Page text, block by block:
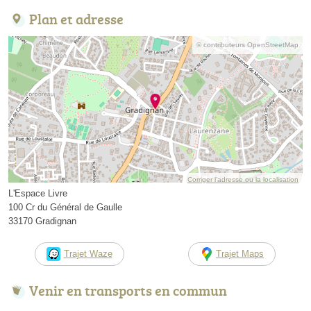
Plan et adresse
© contributeurs OpenStreetMap
Corriger l’adresse ou la localisation
L'Espace Livre
100 Cr du Général de Gaulle
33170 Gradignan
Trajet Waze Trajet Maps
Venir en transports en commun